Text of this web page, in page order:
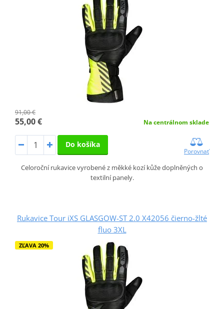
91,00 €
55,00 € Na centrálnom sklade
Do košíka
Porovnať
Celoroční rukavice vyrobené z měkké kozí kůže doplněných o
textilní panely.
Rukavice Tour iXS GLASGOW-ST 2.0 X42056 čierno-žlté
fluo 3XL
ZĽAVA 20%